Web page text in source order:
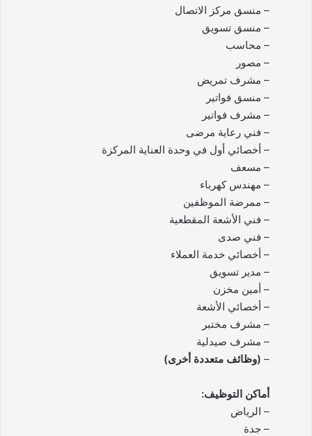
– منسق مركز الاتصال
– منسق تسويق
– محاسب
– مصور
– مشرف تمريض
– منسق فواتير
– مشرف فواتير
– فني رعاية مرضى
– أخصائي أول في وحدة العناية المركزة
– مسعف
– مهندس كهرباء
– ممرضة الموظفين
– فني الأشعة المقطعية
– فني صدى
– أخصائي خدمة العملاء
– مدير تسويق
– أمين مخزن
– أخصائي الأشعة
– مشرف مختبر
– مشرف صيدلية
– (وظائف متعددة أخرى)
أماكن التوظيف:
– الرياض
– جدة